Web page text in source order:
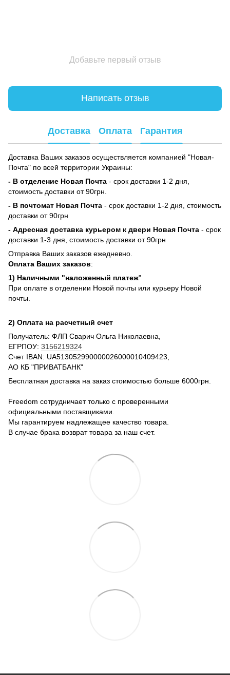
Добавьте первый отзыв
Написать отзыв
Доставка Оплата Гарантия
Доставка Ваших заказов осуществляется компанией "Новая-
Почта" по всей территории Украины:
- В отделение Новая Почта - срок доставки 1-2 дня,
стоимость доставки от 90грн.
- В почтомат Новая Почта - срок доставки 1-2 дня, стоимость
доставки от 90грн
- Адресная доставка курьером к двери Новая Почта - срок
доставки 1-3 дня, стоимость доставки от 90грн
Отправка Ваших заказов ежедневно.
Оплата Ваших заказов:
1) Наличными "наложенный платеж"
При оплате в отделении Новой почты или курьеру Новой
почты.
2) Оплата на расчетный счет
Получатель: ФЛП Сварич Ольга Николаевна,
ЕГРПОУ: 3156219324
Счет IBAN: UA513052990000026000010409423,
АО КБ "ПРИВАТБАНК"
Бесплатная доставка на заказ стоимостью больше 6000грн.
Freedom сотрудничает только с проверенными
официальными поставщиками.
Мы гарантируем надлежащее качество товара.
В случае брака возврат товара за наш счет.